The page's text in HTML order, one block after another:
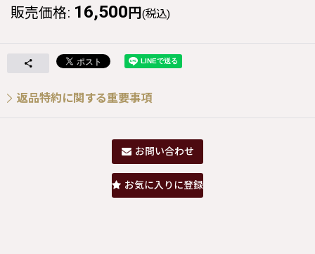
販売価格: 16,500 円 (税込)
返品特約に関する重要事項
お問い合わせ
お気に入りに登録